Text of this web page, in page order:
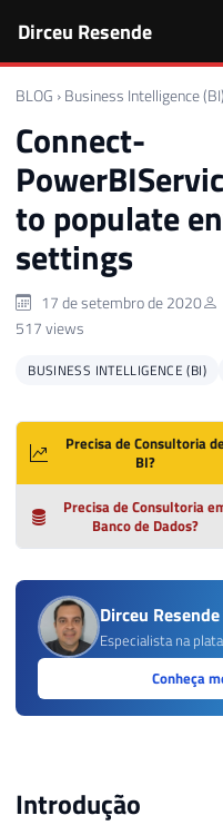
Dirceu Resende
BLOG › Business Intelligence (BI)
Connect-
to populate
settings
17 de setembro de 2020
517 views
BUSINESS INTELLIGENCE (BI)
Precisa de Consultoria
BI?
Precisa de Consultoria
Banco de Dados?
Dirceu Resende
Especialista na
Conheça
Introdução